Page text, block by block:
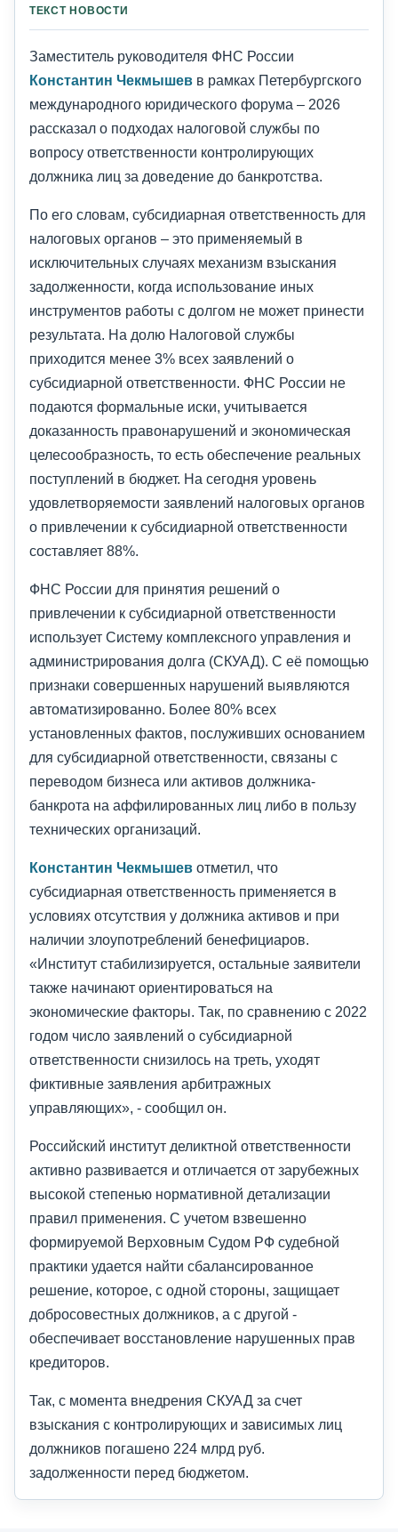
ТЕКСТ НОВОСТИ
Заместитель руководителя ФНС России
Константин Чекмышев в рамках Петербургского
международного юридического форума – 2026
рассказал о подходах налоговой службы по
вопросу ответственности контролирующих
должника лиц за доведение до банкротства.
По его словам, субсидиарная ответственность для
налоговых органов – это применяемый в
исключительных случаях механизм взыскания
задолженности, когда использование иных
инструментов работы с долгом не может принести
результата. На долю Налоговой службы
приходится менее 3% всех заявлений о
субсидиарной ответственности. ФНС России не
подаются формальные иски, учитывается
доказанность правонарушений и экономическая
целесообразность, то есть обеспечение реальных
поступлений в бюджет. На сегодня уровень
удовлетворяемости заявлений налоговых органов
о привлечении к субсидиарной ответственности
составляет 88%.
ФНС России для принятия решений о
привлечении к субсидиарной ответственности
использует Систему комплексного управления и
администрирования долга (СКУАД). С её помощью
признаки совершенных нарушений выявляются
автоматизированно. Более 80% всех
установленных фактов, послуживших основанием
для субсидиарной ответственности, связаны с
переводом бизнеса или активов должника-
банкрота на аффилированных лиц либо в пользу
технических организаций.
Константин Чекмышев отметил, что
субсидиарная ответственность применяется в
условиях отсутствия у должника активов и при
наличии злоупотреблений бенефициаров.
«Институт стабилизируется, остальные заявители
также начинают ориентироваться на
экономические факторы. Так, по сравнению с 2022
годом число заявлений о субсидиарной
ответственности снизилось на треть, уходят
фиктивные заявления арбитражных
управляющих», - сообщил он.
Российский институт деликтной ответственности
активно развивается и отличается от зарубежных
высокой степенью нормативной детализации
правил применения. С учетом взвешенно
формируемой Верховным Судом РФ судебной
практики удается найти сбалансированное
решение, которое, с одной стороны, защищает
добросовестных должников, а с другой -
обеспечивает восстановление нарушенных прав
кредиторов.
Так, с момента внедрения СКУАД за счет
взыскания с контролирующих и зависимых лиц
должников погашено 224 млрд руб.
задолженности перед бюджетом.